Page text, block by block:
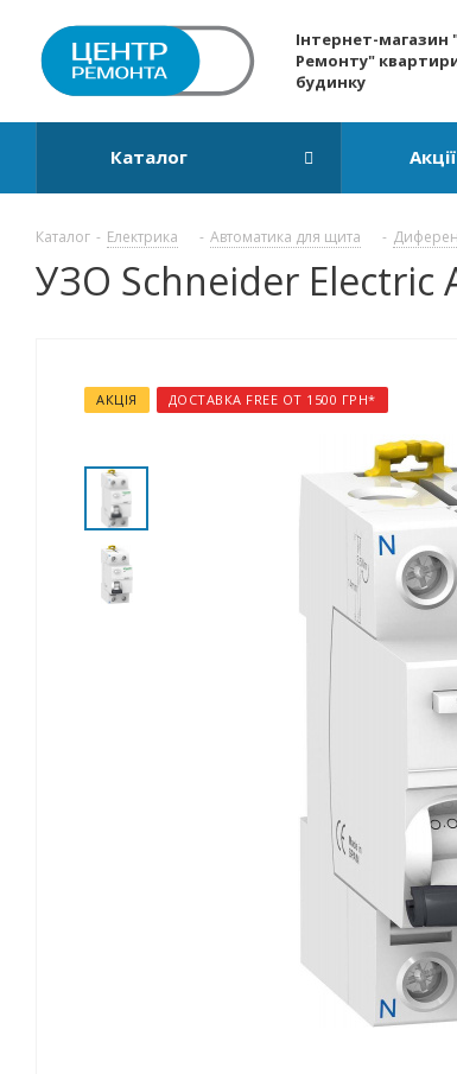
Інтернет-магазин
Ремонту"
будинку
Каталог Акції
Каталог - Електрика - Автоматика для щита -
УЗО Schneider Electric
АКЦІЯ ДОСТАВКА FREE ОТ 1500 ГРН*